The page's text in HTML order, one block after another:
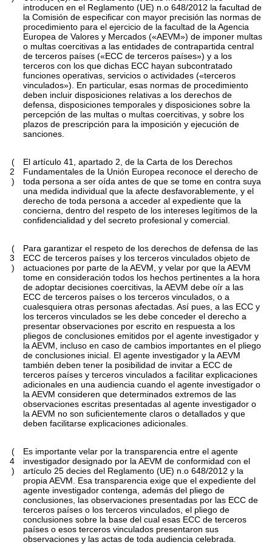
introducen en el Reglamento (UE) n.o 648/2012 la facultad de
la Comisión de especificar con mayor precisión las normas de
procedimiento para el ejercicio de la facultad de la Agencia
Europea de Valores y Mercados («AEVM») de imponer multas
o multas coercitivas a las entidades de contrapartida central
de terceros países («ECC de terceros países») y a los
terceros con los que dichas ECC hayan subcontratado
funciones operativas, servicios o actividades («terceros
vinculados»). En particular, esas normas de procedimiento
deben incluir disposiciones relativas a los derechos de
defensa, disposiciones temporales y disposiciones sobre la
percepción de las multas o multas coercitivas, y sobre los
plazos de prescripción para la imposición y ejecución de
sanciones.
(
2
)
El artículo 41, apartado 2, de la Carta de los Derechos
Fundamentales de la Unión Europea reconoce el derecho de
toda persona a ser oída antes de que se tome en contra suya
una medida individual que la afecte desfavorablemente, y el
derecho de toda persona a acceder al expediente que la
concierna, dentro del respeto de los intereses legítimos de la
confidencialidad y del secreto profesional y comercial.
(
3
)
Para garantizar el respeto de los derechos de defensa de las
ECC de terceros países y los terceros vinculados objeto de
actuaciones por parte de la AEVM, y velar por que la AEVM
tome en consideración todos los hechos pertinentes a la hora
de adoptar decisiones coercitivas, la AEVM debe oír a las
ECC de terceros países o los terceros vinculados, o a
cualesquiera otras personas afectadas. Así pues, a las ECC y
los terceros vinculados se les debe conceder el derecho a
presentar observaciones por escrito en respuesta a los
pliegos de conclusiones emitidos por el agente investigador y
la AEVM, incluso en caso de cambios importantes en el pliego
de conclusiones inicial. El agente investigador y la AEVM
también deben tener la posibilidad de invitar a ECC de
terceros países y terceros vinculados a facilitar explicaciones
adicionales en una audiencia cuando el agente investigador o
la AEVM consideren que determinados extremos de las
observaciones escritas presentadas al agente investigador o
la AEVM no son suficientemente claros o detallados y que
deben facilitarse explicaciones adicionales.
(
4
)
Es importante velar por la transparencia entre el agente
investigador designado por la AEVM de conformidad con el
artículo 25decies del Reglamento (UE) n.o 648/2012 y la
propia AEVM. Esa transparencia exige que el expediente del
agente investigador contenga, además del pliego de
conclusiones, las observaciones presentadas por las ECC de
terceros países o los terceros vinculados, el pliego de
conclusiones sobre la base del cual esas ECC de terceros
países o esos terceros vinculados presentaron sus
observaciones y las actas de toda audiencia celebrada.